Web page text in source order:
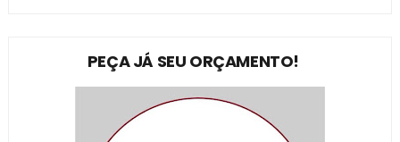
PEÇA JÁ SEU ORÇAMENTO!